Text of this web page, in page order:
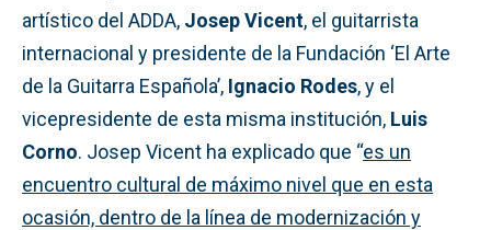
artístico del ADDA, Josep Vicent, el guitarrista
internacional y presidente de la Fundación ‘El Arte
de la Guitarra Española’, Ignacio Rodes, y el
vicepresidente de esta misma institución, Luis
Corno. Josep Vicent ha explicado que “es un
encuentro cultural de máximo nivel que en esta
ocasión, dentro de la línea de modernización y